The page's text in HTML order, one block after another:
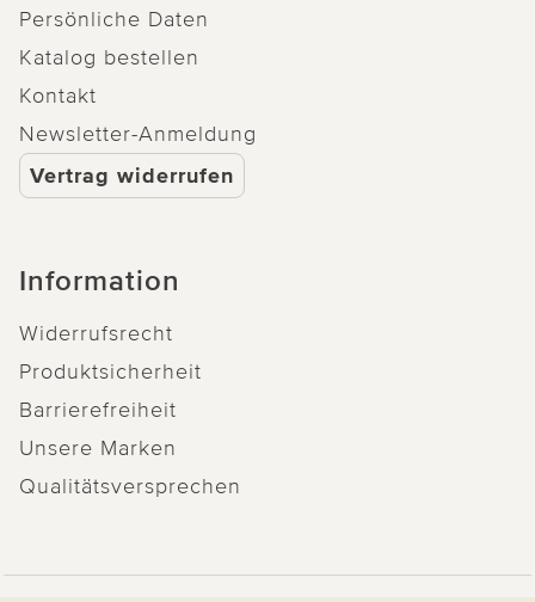
Persönliche Daten
Katalog bestellen
Kontakt
Newsletter-Anmeldung
Vertrag widerrufen
Information
Widerrufsrecht
Produktsicherheit
Barrierefreiheit
Unsere Marken
Qualitätsversprechen